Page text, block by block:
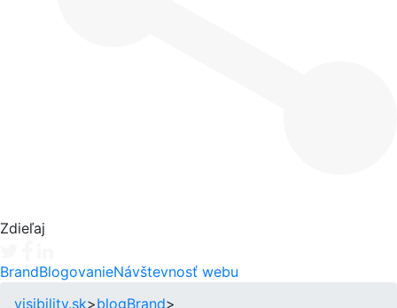
Zdieľaj
BrandBlogovanieNávštevnosť webu
visibility.sk>blogBrand>